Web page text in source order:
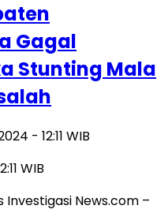
Gagal
Stunting Mala
- 12:11 WIB
WIB
Investigasi News.com –